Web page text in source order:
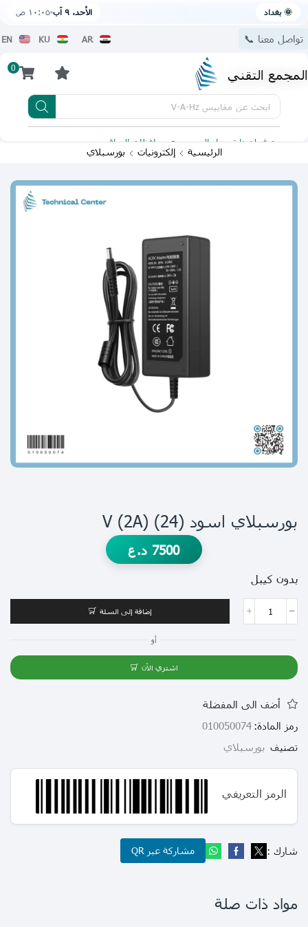
🌞 بغداد الأحد، ٩ آب ١٠:٠٥ ص
تواصل معنا 📞 AR
KU
EN
المجمع التقني 0
ابحث عن مقاييس V-A-Hz
يتوفر لدينا توصيل الى جميع محافظات العراق
الرئيسية إلكترونيات بورسبلاي
بورسبلاي اسود V (2A) (24)
7500 د.ع
بدون كيبل
إضافة إلى السلة
أو
اشتري الآن
أضف الى المفضلة
رمز المادة: 010050074
تصنيف بورسبلاي
الرمز التعريفي
شارك : مشاركة عبر QR
مواد ذات صلة